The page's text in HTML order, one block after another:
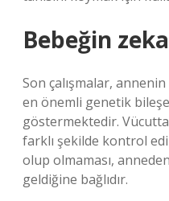
Bebeğin
Son çalışmalar,
en önemli genetik
göstermektedir.
farklı şekilde kontrol
olup olmaması,
geldiğine bağlıdır.